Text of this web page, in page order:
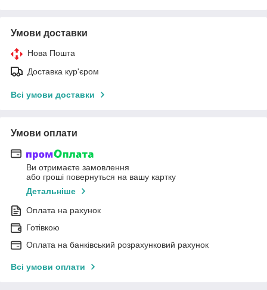
Умови доставки
Нова Пошта
Доставка кур'єром
Всі умови доставки
Умови оплати
Ви отримаєте замовлення
або гроші повернуться на вашу картку
Детальніше
Оплата на рахунок
Готівкою
Оплата на банківський розрахунковий рахунок
Всі умови оплати